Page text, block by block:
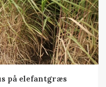
på elefantgræs